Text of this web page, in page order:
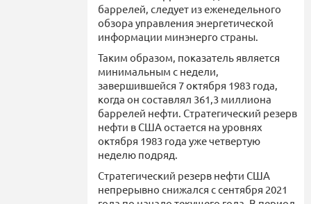
баррелей, следует из еженедельного
обзора управления энергетической
информации минэнерго страны.
Таким образом, показатель является
минимальным с недели,
завершившейся 7 октября 1983 года,
когда он составлял 361,3 миллиона
баррелей нефти. Стратегический резерв
нефти в США остается на уровнях
октября 1983 года уже четвертую
неделю подряд.
Стратегический резерв нефти США
непрерывно снижался с сентября 2021